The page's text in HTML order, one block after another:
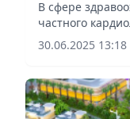
В сфере
частного
современными
30.06.2025 13:18